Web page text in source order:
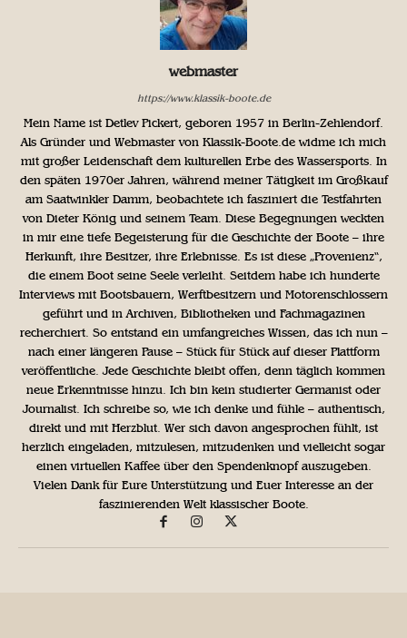
webmaster
https://www.klassik-boote.de
Mein Name ist Detlev Pickert, geboren 1957 in Berlin-Zehlendorf.
Als Gründer und Webmaster von Klassik-Boote.de widme ich mich
mit großer Leidenschaft dem kulturellen Erbe des Wassersports. In
den späten 1970er Jahren, während meiner Tätigkeit im Großkauf
am Saatwinkler Damm, beobachtete ich fasziniert die Testfahrten
von Dieter König und seinem Team. Diese Begegnungen weckten
in mir eine tiefe Begeisterung für die Geschichte der Boote – ihre
Herkunft, ihre Besitzer, ihre Erlebnisse. Es ist diese „Provenienz“,
die einem Boot seine Seele verleiht. Seitdem habe ich hunderte
Interviews mit Bootsbauern, Werftbesitzern und Motorenschlossern
geführt und in Archiven, Bibliotheken und Fachmagazinen
recherchiert. So entstand ein umfangreiches Wissen, das ich nun –
nach einer längeren Pause – Stück für Stück auf dieser Plattform
veröffentliche. Jede Geschichte bleibt offen, denn täglich kommen
neue Erkenntnisse hinzu. Ich bin kein studierter Germanist oder
Journalist. Ich schreibe so, wie ich denke und fühle – authentisch,
direkt und mit Herzblut. Wer sich davon angesprochen fühlt, ist
herzlich eingeladen, mitzulesen, mitzudenken und vielleicht sogar
einen virtuellen Kaffee über den Spendenknopf auszugeben.
Vielen Dank für Eure Unterstützung und Euer Interesse an der
faszinierenden Welt klassischer Boote.